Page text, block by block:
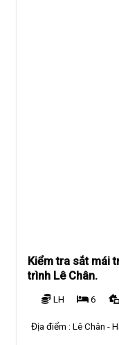
Kiểm tra sắt mái
trình Lê Chân.
LH 6
Địa điểm :Lê Chân -